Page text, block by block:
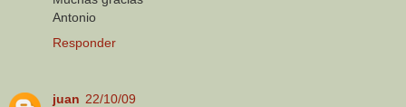
Antonio
Responder
juan 22/10/09